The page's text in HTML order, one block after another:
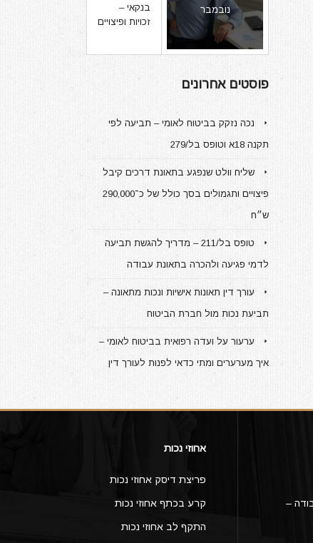
נובמבר
בנקאי –
זכויות ופיצויים
פוסטים אחרונים
נכה נזקק בביטוח לאומי – תביעה לפי
תקנה 18א וטופס בל/279
שליח וולט שנפגע בתאונת דרכים קיבל
פיצויים ותגמולים בסך כולל של כ־290,000
ש״ח
טופס בל/211 – מדריך להגשת תביעה
לדמי פגיעה ולהכרה בתאונת עבודה
עורך דין תאונות אישיות ונכות מתאונה –
תביעת נכות מול חברת הביטוח
ערעור על ועדה רפואית בביטוח לאומי –
איך מערערים ומתי כדאי לפנות לעורך דין
אחוזי נכות
פריצת דיסק אחוזי נכות
קרע בכתף אחוזי נכות
התקף לב אחוזי נכות
–